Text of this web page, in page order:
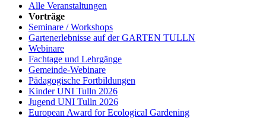
Alle Veranstaltungen
Vorträge
Seminare / Workshops
Gartenerlebnisse auf der GARTEN TULLN
Webinare
Fachtage und Lehrgänge
Gemeinde-Webinare
Pädagogische Fortbildungen
Kinder UNI Tulln 2026
Jugend UNI Tulln 2026
European Award for Ecological Gardening